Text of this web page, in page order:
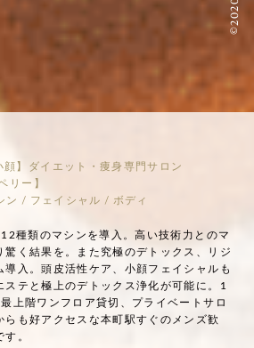
顔】ダイエット・痩身専門サロン
リー】
ン / フェイシャル / ボディ
種類のマシンを導入。高い技術力とのマ
驚く結果を。また究極のデトックス、リジ
導入。頭皮活性ケア、小顔フェイシャルも
ステと極上のデトックス浄化が可能に。1
上階ワンフロア貸切、プライベートサロ
らも好アクセスな本町駅すぐのメンズ歓
。